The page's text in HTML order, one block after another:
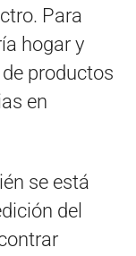
Para
hogar y
productos
en
se está
del